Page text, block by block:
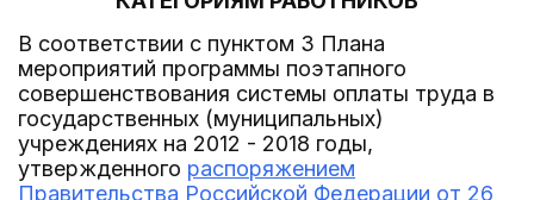
В соответствии с пунктом 3 Плана
мероприятий программы поэтапного
совершенствования системы оплаты труда в
государственных (муниципальных)
учреждениях на 2012 - 2018 годы,
утвержденного распоряжением
Правительства Российской Федерации от 26